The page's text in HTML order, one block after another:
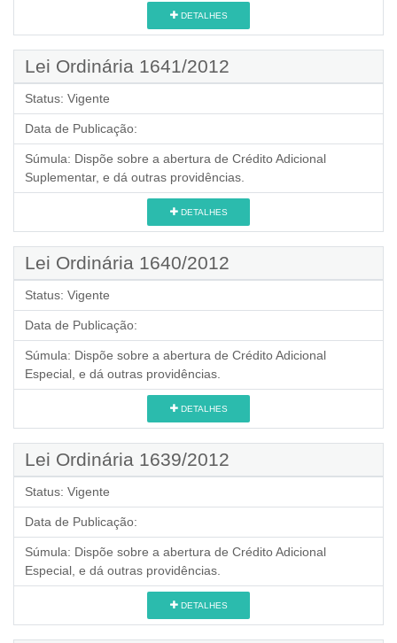
DETALHES
Lei Ordinária 1641/2012
Status: Vigente
Data de Publicação:
Súmula: Dispõe sobre a abertura de Crédito Adicional
Suplementar, e dá outras providências.
DETALHES
Lei Ordinária 1640/2012
Status: Vigente
Data de Publicação:
Súmula: Dispõe sobre a abertura de Crédito Adicional
Especial, e dá outras providências.
DETALHES
Lei Ordinária 1639/2012
Status: Vigente
Data de Publicação:
Súmula: Dispõe sobre a abertura de Crédito Adicional
Especial, e dá outras providências.
DETALHES